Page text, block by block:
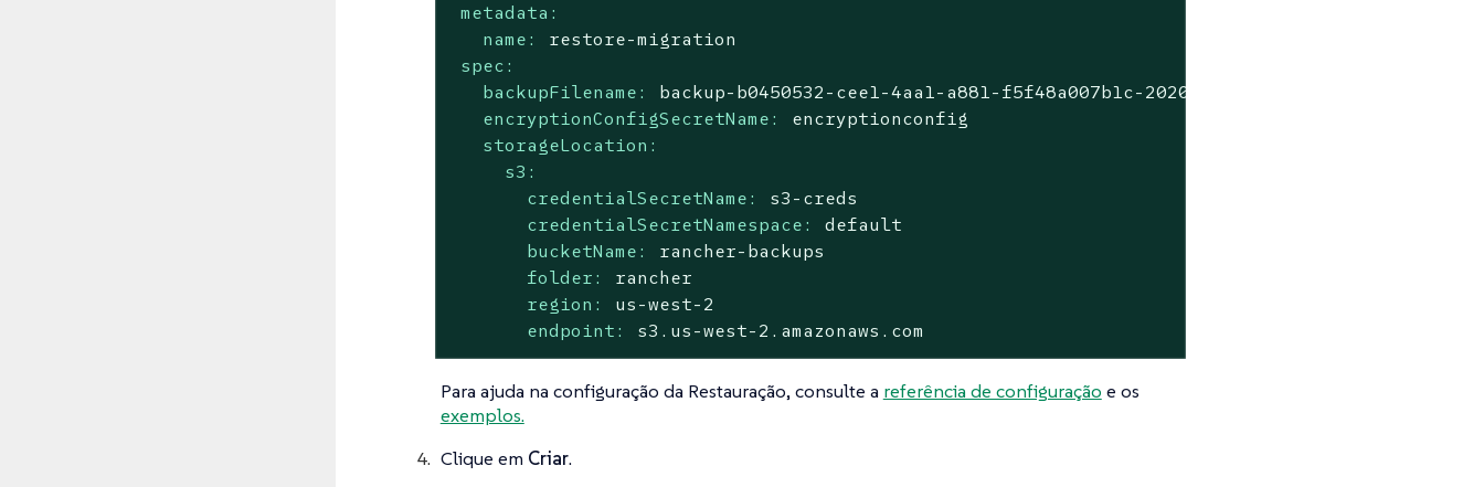
metadata:
name:
restore-migration
spec:
backupFilename:
backup-b0450532-cee1-4aa1-a881-f5f48a007b1c-2020-09-15T07-27-09Z.tar.gz
encryptionConfigSecretName:
encryptionconfig
storageLocation:
s3:
credentialSecretName:
s3-creds
credentialSecretNamespace:
default
bucketName:
rancher-backups
folder:
rancher
region:
us-west-2
endpoint:
s3.us-west-2.amazonaws.com
Para ajuda na configuração da Restauração, consulte a referência de configuração e os
exemplos.
Clique em Criar.